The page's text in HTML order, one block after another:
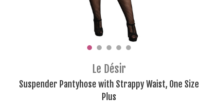
Le Désir
Suspender Pantyhose with Strappy Waist, One Size
Plus